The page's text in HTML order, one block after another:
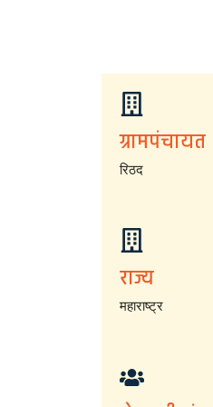
ग्रामपंचायत
रिठद
राज्य
महाराष्ट्र